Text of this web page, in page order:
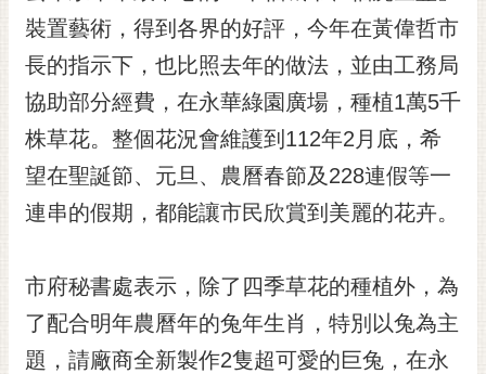
祭
網
站
導
覽
閱
訂
閱
電
子
裝置藝術，得到各界的好評，今年在黃偉哲市
長的指示下，也比照去年的做法，並由工務局
協助部分經費，在永華綠園廣場，種植1萬5千
株草花。整個花況會維護到112年2月底，希
望在聖誕節、元旦、農曆春節及228連假等一
連串的假期，都能讓市民欣賞到美麗的花卉。
市府秘書處表示，除了四季草花的種植外，為
了配合明年農曆年的兔年生肖，特別以兔為主
題，請廠商全新製作2隻超可愛的巨兔，在永